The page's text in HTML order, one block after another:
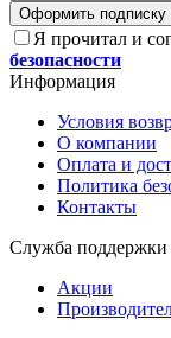
Оформить подписку
Я прочитал и
безопасности
Информация
Условия
О компании
Оплата и
Политика
Контакты
Служба поддержки
Акции